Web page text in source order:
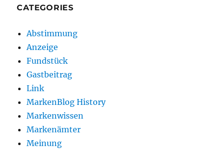
CATEGORIES
Abstimmung
Anzeige
Fundstück
Gastbeitrag
Link
MarkenBlog History
Markenwissen
Markenämter
Meinung